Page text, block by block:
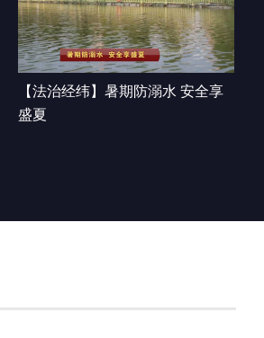
【法治经纬】暑期防溺水 安全享
盛夏